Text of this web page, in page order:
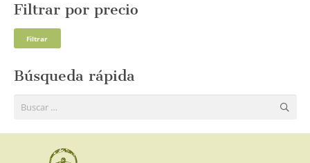
Filtrar por precio
Filtrar
Búsqueda rápida
Buscar: